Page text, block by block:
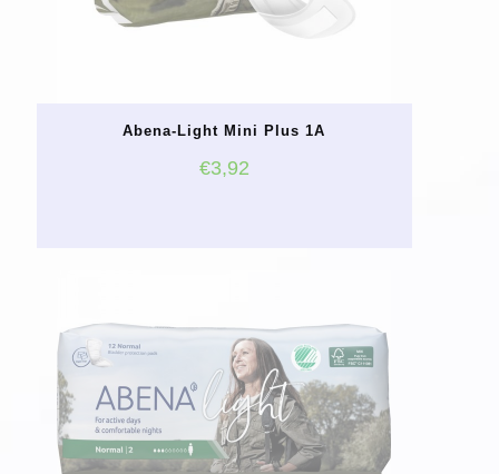
Abena-Light Mini Plus 1A
€3,92